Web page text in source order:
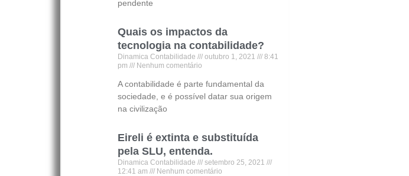
pendente
Quais os impactos da
tecnologia na contabilidade?
Dinamica Contabilidade outubro 1, 2021
8:41
pm
Nenhum comentário
A contabilidade é parte fundamental da
sociedade, e é possível datar sua origem
na civilização
Eireli é extinta e substituída
pela SLU, entenda.
Dinamica Contabilidade
setembro 25, 2021
12:41 am
Nenhum comentário